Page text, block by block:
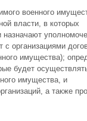
военного
власти, в которых
назначают
с организациями
имущества);
будет
имущества, и
а также